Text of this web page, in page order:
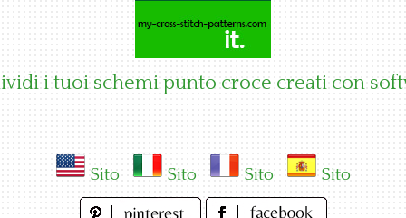
i tuoi schemi punto croce creati con
Sito Sito Sito Sito